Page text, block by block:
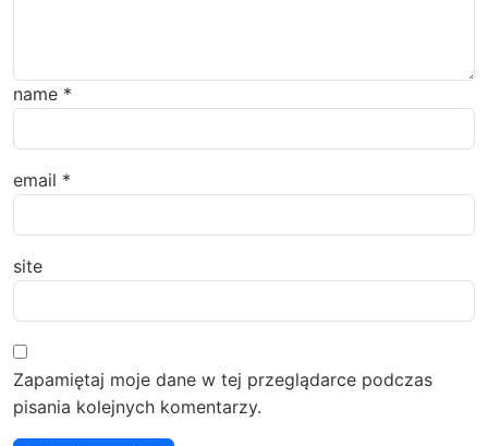
name *
email *
site
Zapamiętaj moje dane w tej przeglądarce podczas
pisania kolejnych komentarzy.